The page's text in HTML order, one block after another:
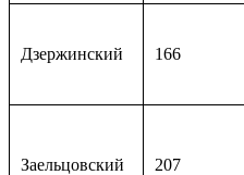
Дзержинский 166
Заельцовский 207